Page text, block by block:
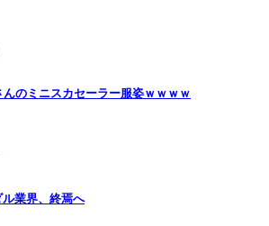
んのミニスカセーラー服姿ｗｗｗｗ
ル業界、終焉へ